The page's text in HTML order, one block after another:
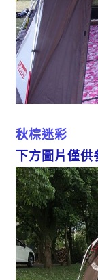
秋棕迷彩
下方圖片僅供